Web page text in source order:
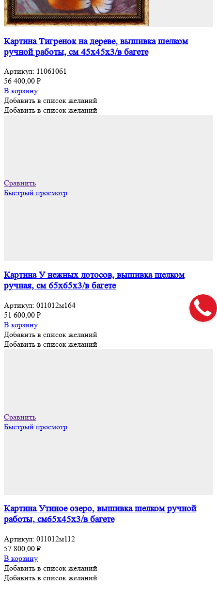
Картина Тигренок на дереве, вышивка шелком
ручной работы, см 45х45х3/в багете
Артикул: 110610б1
56 400,00 ₽
В корзину
Добавить в список желаний
Добавить в список желаний
Сравнить
Быстрый просмотр
Картина У нежных лотосов, вышивка шелком
ручная, см 65х65х3/в багете
Артикул: 011012м164
51 600,00 ₽
В корзину
Добавить в список желаний
Добавить в список желаний
Сравнить
Быстрый просмотр
Картина Утиное озеро, вышивка шелком ручной
работы, см65х45х3/в багете
Артикул: 011012м112
57 800,00 ₽
В корзину
Добавить в список желаний
Добавить в список желаний